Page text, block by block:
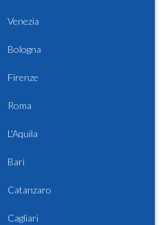
Venezia
Bologna
Firenze
Roma
L'Aquila
Bari
Catanzaro
Cagliari